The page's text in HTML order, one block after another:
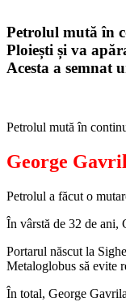
Petrolul mută în
Ploiești și va
Acesta a semnat
Petrolul mută în
George
Petrolul a făcut o
În vârstă de 32 de ani,
Portarul născut la
Metaloglobus să evite
În total, George